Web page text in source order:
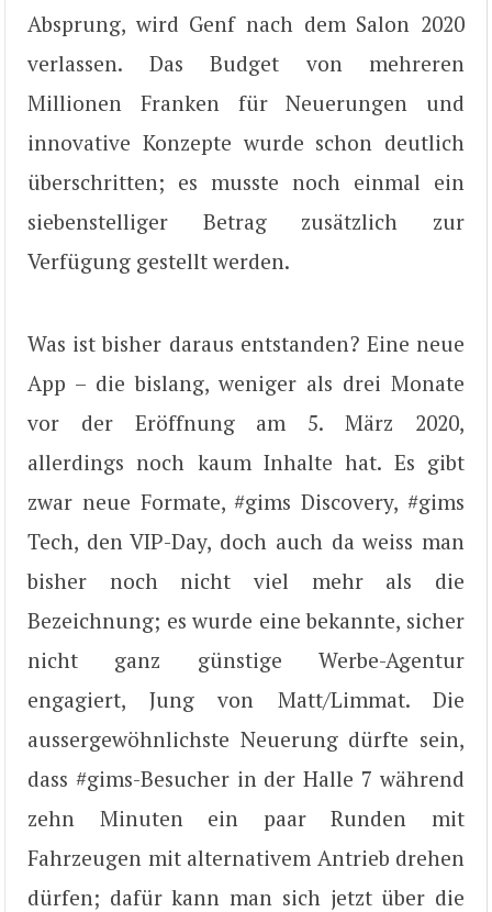
Absprung, wird Genf nach dem Salon 2020
verlassen. Das Budget von mehreren
Millionen Franken für Neuerungen und
innovative Konzepte wurde schon deutlich
überschritten; es musste noch einmal ein
siebenstelliger Betrag zusätzlich zur
Verfügung gestellt werden.
Was ist bisher daraus entstanden? Eine neue
App – die bislang, weniger als drei Monate
vor der Eröffnung am 5. März 2020,
allerdings noch kaum Inhalte hat. Es gibt
zwar neue Formate, #gims Discovery, #gims
Tech, den VIP-Day, doch auch da weiss man
bisher noch nicht viel mehr als die
Bezeichnung; es wurde eine bekannte, sicher
nicht ganz günstige Werbe-Agentur
engagiert, Jung von Matt/Limmat. Die
aussergewöhnlichste Neuerung dürfte sein,
dass #gims-Besucher in der Halle 7 während
zehn Minuten ein paar Runden mit
Fahrzeugen mit alternativem Antrieb drehen
dürfen; dafür kann man sich jetzt über die